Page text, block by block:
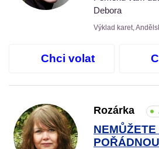
Debora
Výklad karet,
Chci volat
Rozárka